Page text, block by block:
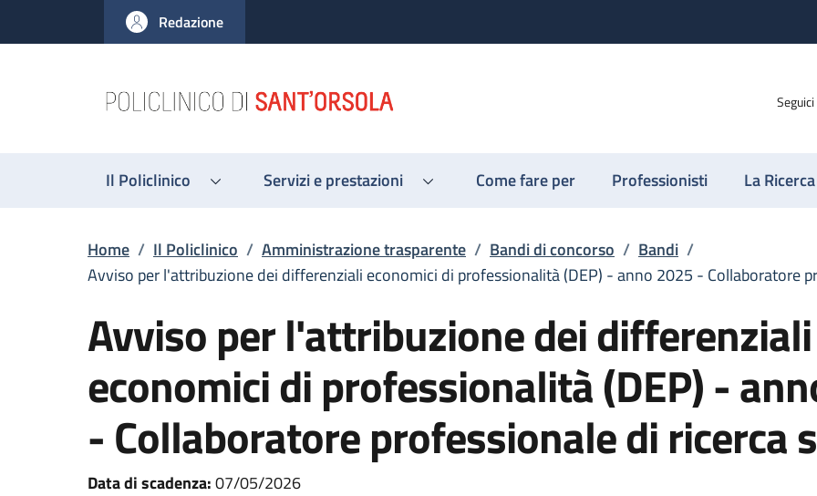
al contenuto principale
to footer content
Redazione
Seguici
Il Policlinico Servizi e prestazioni Come fare per Professionisti La Ricerca
Briciole di pane
Home / Il Policlinico / Amministrazione trasparente / Bandi di concorso / Bandi /
Avviso per l'attribuzione dei differenziali economici di professionalità (DEP) - anno 2025 - Collaboratore
Avviso per l'attribuzione dei differenziali
economici di professionalità (DEP) -
- Collaboratore professionale di ricerca
Data di scadenza:07/05/2026